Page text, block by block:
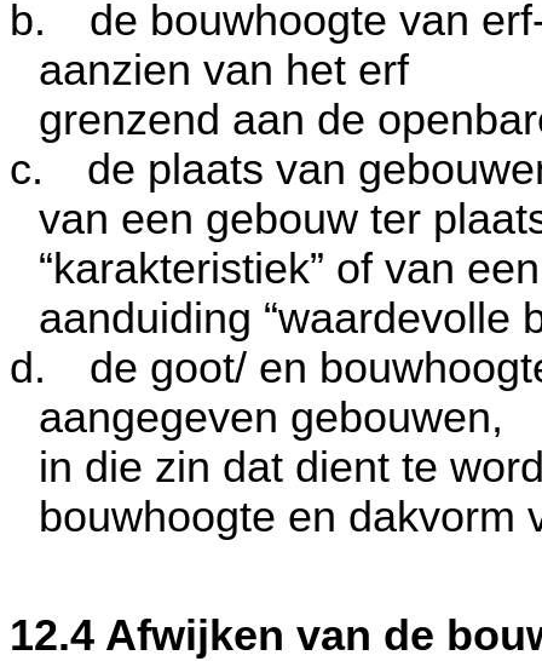
b.
de bouwhoogte van
aanzien van het erf
grenzend aan de
c.
de plaats van
van een gebouw ter
“karakteristiek” of van
aanduiding “waardevolle
d.
de goot/ en
aangegeven gebouwen,
in die zin dat dient te
bouwhoogte en dakvorm
12.4 Afwijken van de